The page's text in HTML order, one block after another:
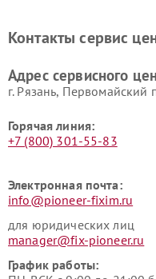
Контакты сервис
Адрес сервисного
г. Рязань, Первомайский
Горячая линия:
+7 (800) 301-55-83
Электронная почта:
info@pioneer-fixim.ru
для юридических лиц
manager@fix-pioneer.ru
График работы: